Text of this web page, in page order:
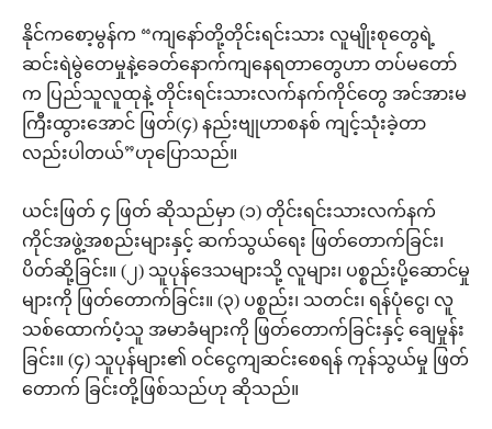
နိုင်ကစော့မွန်က “ကျနော်တို့တိုင်းရင်းသား လူမျိုးစုတွေရဲ့
ဆင်းရဲမွဲတေမှုနဲ့ခေတ်နောက်ကျနေရတာတွေဟာ တပ်မတော်
က ပြည်သူလူထုနဲ့ တိုင်းရင်းသားလက်နက်ကိုင်တွေ အင်အားမ
ကြီးထွားအောင် ဖြတ်(၄) နည်းဗျုဟာစနစ် ကျင့်သုံးခဲ့တာ
လည်းပါတယ်”ဟုပြောသည်။
ယင်းဖြတ် ၄ ဖြတ် ဆိုသည်မှာ (၁) တိုင်းရင်းသားလက်နက်
ကိုင်အဖွဲ့အစည်းများနှင့် ဆက်သွယ်ရေး ဖြတ်တောက်ခြင်း၊
ပိတ်ဆို့ခြင်း။ (၂) သူပုန်ဒေသများသို့ လူများ၊ ပစ္စည်းပို့ဆောင်မှု
များကို ဖြတ်တောက်ခြင်း။ (၃) ပစ္စည်း၊ သတင်း၊ ရန်ပုံငွေ၊ လူ
သစ်ထောက်ပံ့သူ အမာခံများကို ဖြတ်တောက်ခြင်းနှင့် ချေမှုန်း
ခြင်း။ (၄) သူပုန်များ၏ ဝင်ငွေကျဆင်းစေရန် ကုန်သွယ်မှု ဖြတ်
တောက် ခြင်းတို့ဖြစ်သည်ဟု ဆိုသည်။